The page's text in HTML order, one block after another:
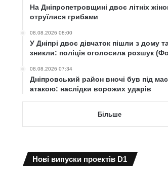
На Дніпропетровщині двоє літніх
отруїлися грибами
08.08.2026 08:00
У Дніпрі двоє дівчаток пішли з дому
зникли: поліція оголосила розшук
08.08.2026 07:34
Дніпровський район вночі був під
атакою: наслідки ворожих ударів
Більше
Нові випуски проектів D1